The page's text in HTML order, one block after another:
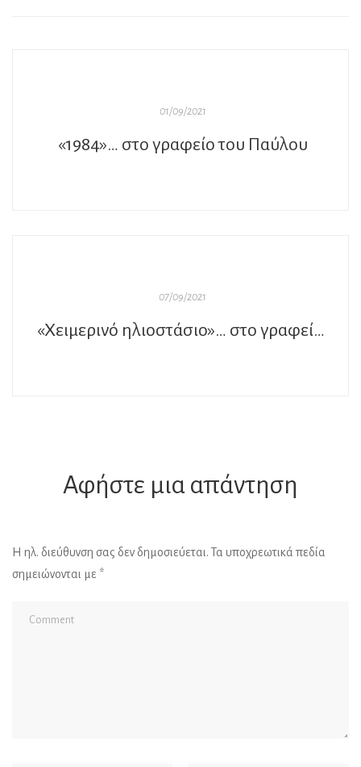
01/09/2021
«1984»… στο γραφείο του Παύλου
07/09/2021
«Χειμερινό ηλιοστάσιο»… στο γραφείο του Παύλου
Αφήστε μια απάντηση
Η ηλ. διεύθυνση σας δεν δημοσιεύεται. Τα υποχρεωτικά πεδία
σημειώνονται με *